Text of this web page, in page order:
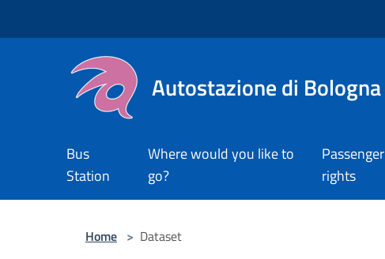
Autostazione di Bologna
Bus
Station
Where would you like to
go?
Passenger
rights
Home > Dataset